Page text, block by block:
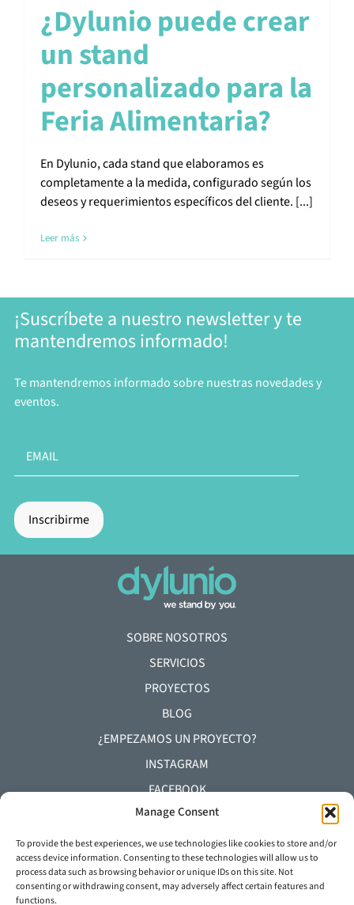
Manage Consent
To provide the best experiences, we use technologies like cookies to store and/or
access device information. Consenting to these technologies will allow us to
process data such as browsing behavior or unique IDs on this site. Not
consenting or withdrawing consent, may adversely affect certain features and
functions.
¿Dylunio puede crear
un stand
personalizado para la
Feria Alimentaria?
En Dylunio, cada stand que elaboramos es
completamente a la medida, configurado según los
deseos y requerimientos específicos del cliente. [...]
Leer más
¡Suscríbete a nuestro newsletter y te
mantendremos informado!
Te mantendremos informado sobre nuestras novedades y
eventos.
SOBRE NOSOTROS
SERVICIOS
PROYECTOS
BLOG
¿EMPEZAMOS UN PROYECTO?
INSTAGRAM
FACEBOOK
YOUTUBE
LINKEDIN
+34 93 645 29 92